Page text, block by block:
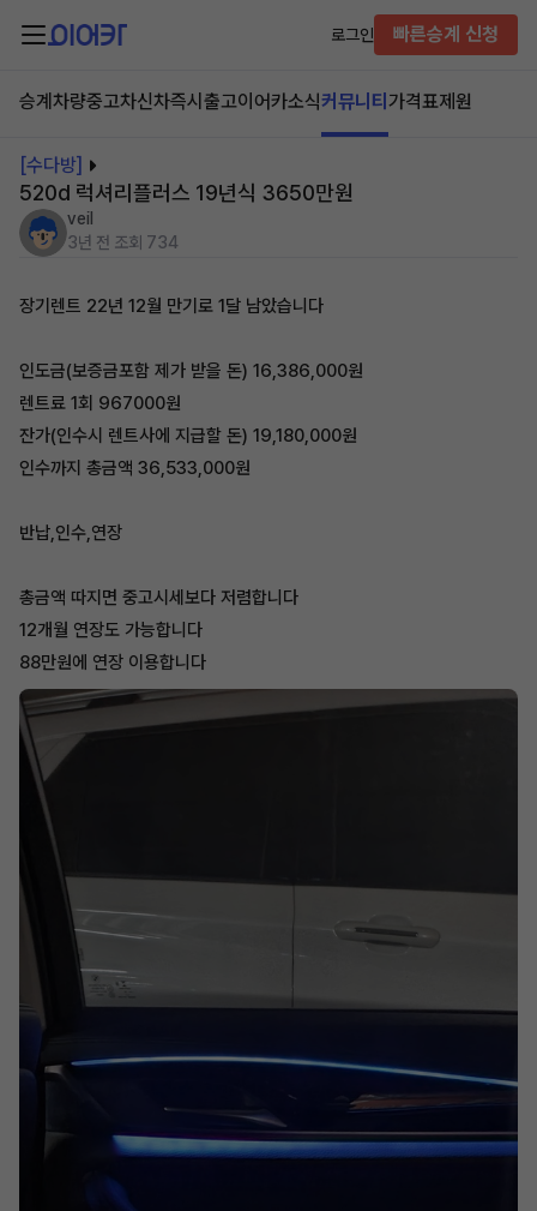
로그인 빠른승계 신청
승계차량중고차신차즉시출고이어카소식커뮤니티 가격표제원
[수다방]
520d 럭셔리플러스 19년식 3650만원
veil
3년 전 조회 734
장기렌트 22년 12월 만기로 1달 남았습니다
인도금(보증금포함 제가 받을 돈) 16,386,000원
렌트료 1회 967000원
잔가(인수시 렌트사에 지급할 돈) 19,180,000원
인수까지 총금액 36,533,000원
반납,인수,연장
총금액 따지면 중고시세보다 저렴합니다
12개월 연장도 가능합니다
88만원에 연장 이용합니다